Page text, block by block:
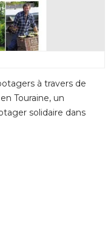
à travers de
Touraine, un
solidaire dans